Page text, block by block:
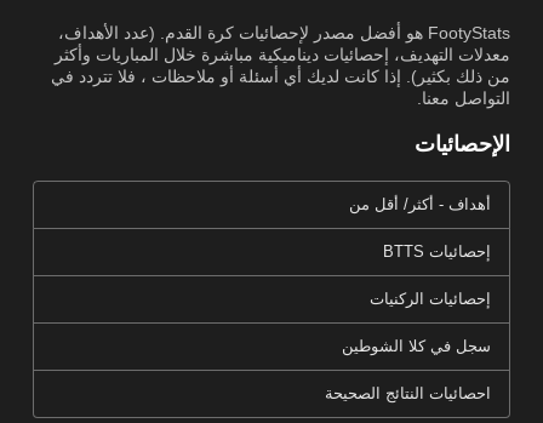
FootyStats هو أفضل مصدر لإحصائيات كرة القدم. (عدد الأهداف،
معدلات التهديف، إحصائيات ديناميكية مباشرة خلال المباريات وأكثر
من ذلك بكثير). إذا كانت لديك أي أسئلة أو ملاحظات ، فلا تتردد في
التواصل معنا.
الإحصائيات
أهداف - أكثر/ أقل من
إحصائيات BTTS
إحصائيات الركنيات
سجل في كلا الشوطين
احصائيات النتائج الصحيحة